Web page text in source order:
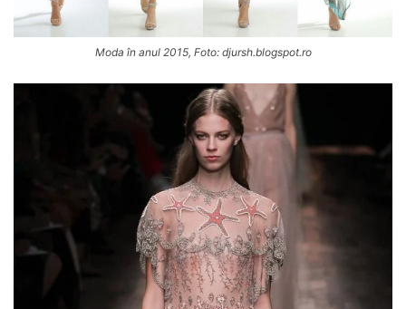
Moda în anul 2015, Foto: djursh.blogspot.ro